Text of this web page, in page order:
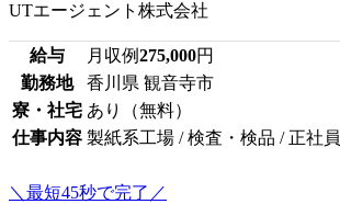
UTエージェント株式会社
給与 月収例275,000円
勤務地
香川県 観音寺市
寮・社宅 あり（無料）
仕事内容 製紙系工場 / 検査・検品 / 正社員
＼最短45秒で完了／